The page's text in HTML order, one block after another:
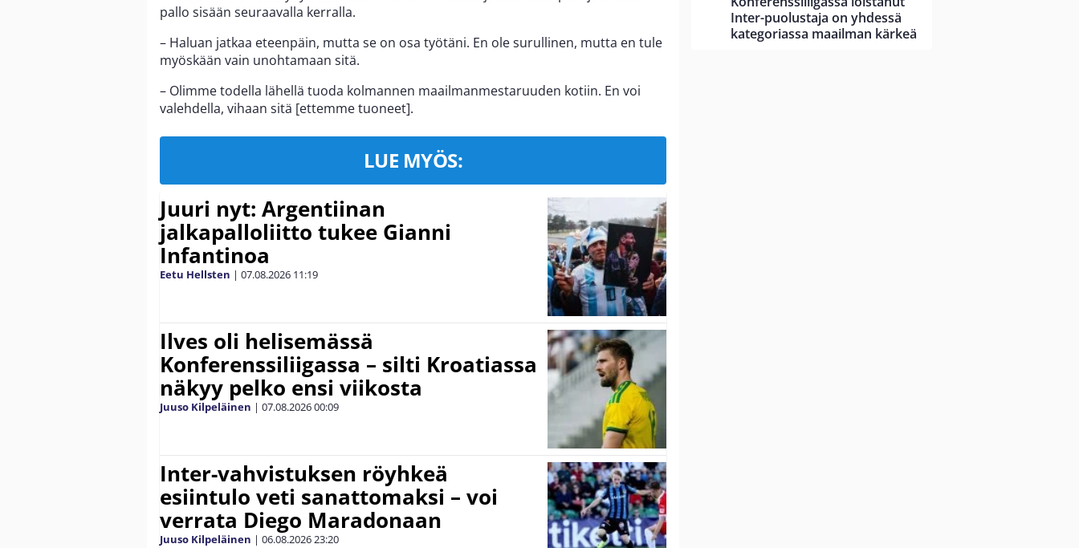
pallo sisään seuraavalla kerralla.
– Haluan jatkaa eteenpäin, mutta se on osa työtäni. En ole surullinen, mutta en tule
myöskään vain unohtamaan sitä.
– Olimme todella lähellä tuoda kolmannen maailmanmestaruuden kotiin. En voi
valehdella, vihaan sitä [ettemme tuoneet].
LUE MYÖS:
Juuri nyt: Argentiinan
jalkapalloliitto tukee Gianni
Infantinoa
Eetu Hellsten | 07.08.2026 11:19
Ilves oli helisemässä
Konferenssiliigassa – silti Kroatiassa
näkyy pelko ensi viikosta
Juuso Kilpeläinen | 07.08.202600:09
Inter-vahvistuksen röyhkeä
esiintulo veti sanattomaksi – voi
verrata Diego Maradonaan
Juuso Kilpeläinen | 06.08.202623:20
Inter-puolustaja on yhdessä
kategoriassa maailman kärkeä